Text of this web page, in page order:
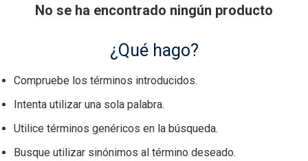
No se ha encontrado ningún producto
¿Qué hago?
Compruebe los términos introducidos.
Intenta utilizar una sola palabra.
Utilice términos genéricos en la búsqueda.
Busque utilizar sinónimos al término deseado.